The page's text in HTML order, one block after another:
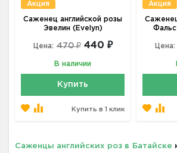
Акция
Саженец английской розы
Эвелин (Evelyn)
Цена: 470 ₽ 440 ₽
В наличии
Купить
Купить в 1 клик
Акция
Цена:
Саженцы английских роз в Батайске